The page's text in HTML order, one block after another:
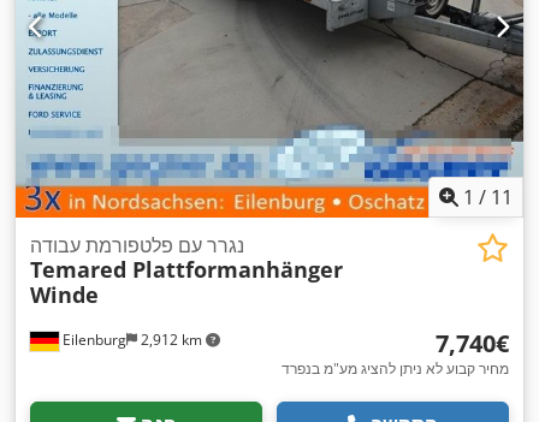
1 / 11
Eilenburg 2,912 km
נגרר עם פלטפורמת עבודה
Temared Plattformanhänger
Winde
‏7,740 ‏€
מחיר קבוע לא ניתן להציג מע"מ בנפרד